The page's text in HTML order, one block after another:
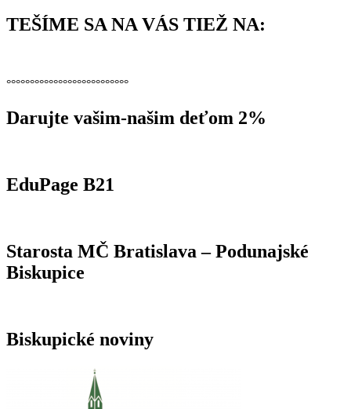
TEŠÍME SA NA VÁS TIEŽ NA:
°°°°°°°°°°°°°°°°°°°°°°°°°°
Darujte vašim-našim deťom 2%
EduPage B21
Starosta MČ Bratislava – Podunajské
Biskupice
Biskupické noviny